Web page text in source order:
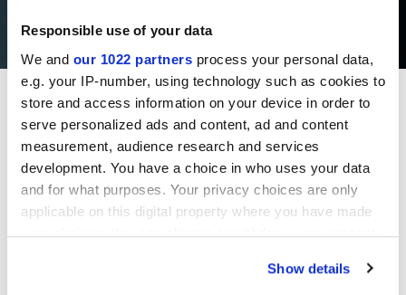
Responsible use of your data
We and our 1022 partners process your personal data,
e.g. your IP-number, using technology such as cookies to
store and access information on your device in order to
serve personalized ads and content, ad and content
measurement, audience research and services
development. You have a choice in who uses your data
and for what purposes. Your privacy choices are only
applicable on this digital property where you have made
your choices. You can change or withdraw your consent
Show details
Proyectos
SLOVENIA
COMPLEJO RESIDENCIAL